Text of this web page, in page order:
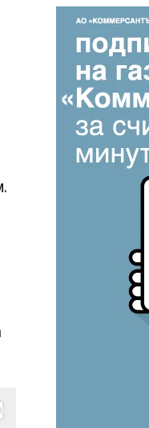
на весь экран